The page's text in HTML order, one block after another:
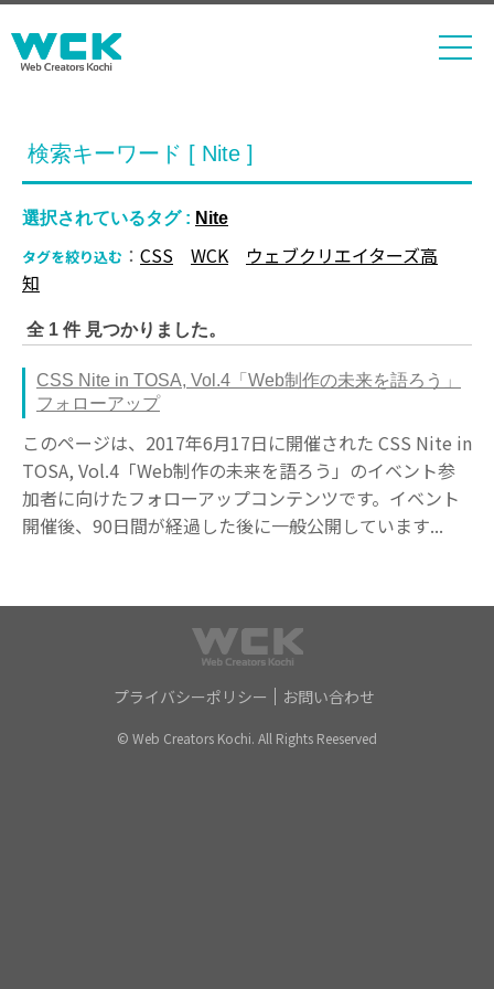
検索キーワード [ Nite ]
選択されているタグ : Nite
タグを絞り込む ： CSS WCK
ウェブクリエイターズ高
知
全 1 件 見つかりました。
CSS Nite in TOSA, Vol.4「Web制作の未来を語ろう」
フォローアップ
このページは、2017年6月17日に開催された CSS Nite in
TOSA, Vol.4「Web制作の未来を語ろう」のイベント参
加者に向けたフォローアップコンテンツです。イベント
開催後、90日間が経過した後に一般公開しています...
プライバシーポリシー お問い合わせ
© Web Creators Kochi. All Rights Reeserved